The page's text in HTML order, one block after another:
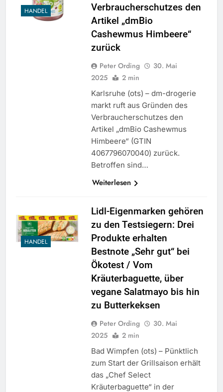
HANDEL
Verbraucherschutzes den
Artikel „dmBio
Cashewmus Himbeere“
zurück
Peter Ording
30. Mai
2025
2 min
Karlsruhe (ots) – dm-drogerie
markt ruft aus Gründen des
Verbraucherschutzes den
Artikel „dmBio Cashewmus
Himbeere“ (GTIN
4067796070040) zurück.
Betroffen sind…
Weiterlesen
HANDEL
Lidl-Eigenmarken gehören
zu den Testsiegern: Drei
Produkte erhalten
Bestnote „Sehr gut“ bei
Ökotest / Vom
Kräuterbaguette, über
vegane Salatmayo bis hin
zu Butterkeksen
Peter Ording
30. Mai
2025
2 min
Bad Wimpfen (ots) – Pünktlich
zum Start der Grillsaison erhält
das „Chef Select
Kräuterbaguette“ in der